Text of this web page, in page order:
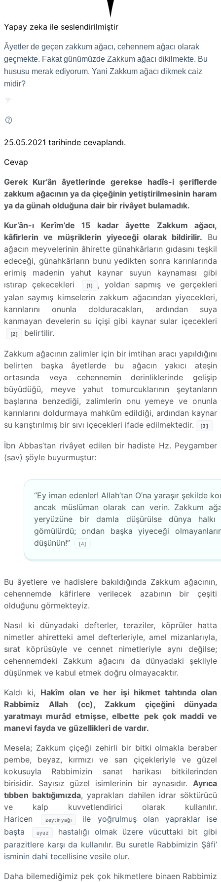
Yapay zeka ile seslendirilmiştir
Âyetler de geçen zakkum ağacı, cehennem ağacı olarak
geçmekte. Fakat günümüzde Zakkum ağacı dikilmekte. Bu
hususu merak ediyorum. Yani Zakkum ağacı dikmek caiz
midir?
25.05.2021 tarihinde cevaplandı.
Cevap
Gerek Kur’ân âyetlerinde gerekse hadîs-i şeriflerde
zakkum ağacının ya da çiçeğinin yetiştirilmesinin haram
ya da günah olduğuna dair bir rivâyet bulamadık.
Kur’ân-ı Kerîm’de 15 kadar âyette Zakkum ağacı,
kâfirlerin ve müşriklerin yiyeceği olarak bildirilir. Bu
ağacın meyvelerinin âhirette günahkârların gıdasını teşkil
edeceği, günahkârların bunu yedikten sonra karınlarında
erimiş madenin yahut kaynar suyun kaynaması gibi
ıstırap çekecekleri
[1]
, yoldan sapmış ve gerçekleri
yalan saymış kimselerin zakkum ağacından yiyecekleri,
karınlarını onunla dolduracakları, ardından suya
kanmayan develerin su içişi gibi kaynar sular içecekleri
[2] belirtilir.
Zakkum ağacının zalimler için bir imtihan aracı yapıldığını
belirten başka âyetlerde bu ağacın yakıcı ateşin
ortasında veya cehennemin derinliklerinde gelişip
büyüdüğü, meyve yahut tomurcuklarının şeytanların
başlarına benzediği, zalimlerin onu yemeye ve onunla
karınlarını doldurmaya mahkûm edildiği, ardından kaynar
su karıştırılmış bir sıvı içecekleri ifade edilmektedir.
[3]
İbn Abbas’tan rivâyet edilen bir hadiste Hz. Peygamber
(sav) şöyle buyurmuştur:
“Ey iman edenler! Allah’tan O’na yaraşır şekilde
ancak müslüman olarak can verin. Zakkum
yeryüzüne bir damla düşürülse dünya halkı
gömülürdü; ondan başka yiyeceği
düşünün!”
[4]
Bu âyetlere ve hadislere bakıldığında Zakkum ağacının,
cehennemde kâfirlere verilecek azabının bir çeşiti
olduğunu görmekteyiz.
Nasıl ki dünyadaki defterler, teraziler, köprüler hatta
nimetler ahiretteki amel defterleriyle, amel mizanlarıyla,
sırat köprüsüyle ve cennet nimetleriyle aynı değilse;
cehennemdeki Zakkum ağacını da dünyadaki şekliyle
düşünmek ve kabul etmek doğru olmayacaktır.
Kaldı ki, Hakîm olan ve her işi hikmet tahtında olan
Rabbimiz Allah (cc), Zakkum çiçeğini dünyada
yaratmayı murâd etmişse, elbette pek çok maddi ve
manevi fayda ve güzellikleri de vardır.
Mesela; Zakkum çiçeği zehirli bir bitki olmakla beraber
pembe, beyaz, kırmızı ve sarı çiçekleriyle ve güzel
kokusuyla Rabbimizin sanat harikası bitkilerinden
birisidir. Sayısız güzel isimlerinin bir aynasıdır. Ayrıca
tıbben baktığımızda, yaprakları dahilen idrar söktürücü
ve kalp kuvvetlendirici olarak kullanılır.
Haricen
zeytinyağı
ile yoğrulmuş olan yapraklar ise
başta
uyuz
hastalığı olmak üzere vücuttaki bit gibi
parazitlere karşı da kullanılır. Bu suretle Rabbimizin Şâfi’
isminin dahi tecellisine vesile olur.
Daha bilemediğimiz pek çok hikmetlere binaen Rabbimiz